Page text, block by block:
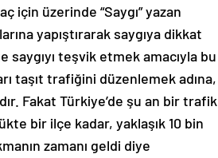
için üzerinde “Saygı” yazan
yapıştırarak saygıya dikkat
teşvik etmek amacıyla bu
taşıt trafiğini düzenlemek adına,
Fakat Türkiye’de şu an bir trafik
bir ilçe kadar, yaklaşık 10 bin
zamanı geldi diye